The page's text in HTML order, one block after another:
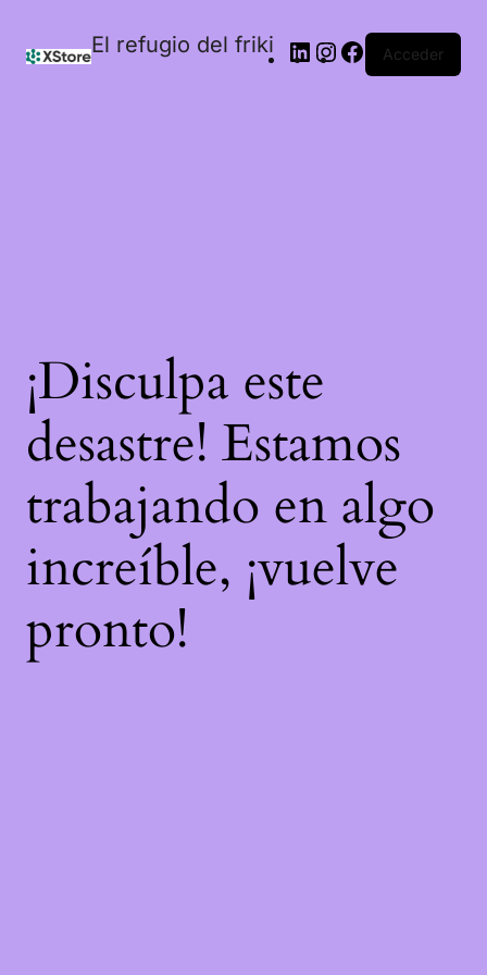
El refugio del friki Acceder
¡Disculpa este
desastre! Estamos
trabajando en algo
increíble, ¡vuelve
pronto!